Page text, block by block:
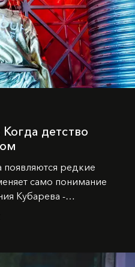
детство
редкие
само понимание
Кубарева -
невероятной
обложки
собой